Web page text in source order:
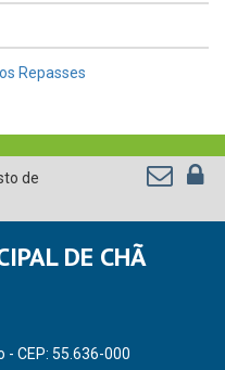
Repasses
de
DE CHÃ
- CEP: 55.636-000